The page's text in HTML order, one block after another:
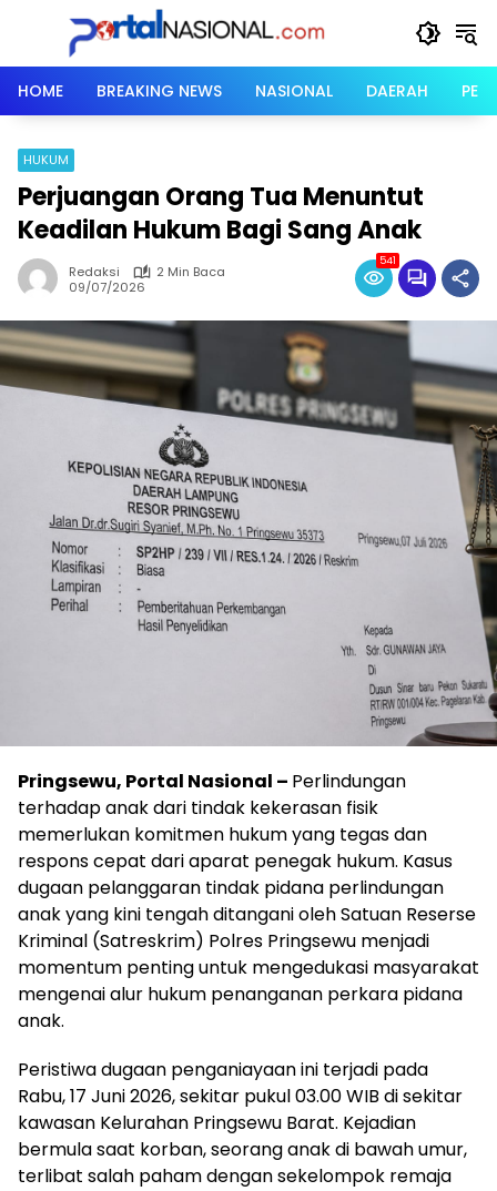
HOME
BREAKING NEWS NASIONAL DAERAH
HUKUM
Perjuangan Orang Tua Menuntut
Keadilan Hukum Bagi Sang Anak
Redaksi
2 Min Baca
09/07/2026
541
Pringsewu, Portal Nasional – Perlindungan
terhadap anak dari tindak kekerasan fisik
memerlukan komitmen hukum yang tegas dan
respons cepat dari aparat penegak hukum. Kasus
dugaan pelanggaran tindak pidana perlindungan
anak yang kini tengah ditangani oleh Satuan Reserse
Kriminal (Satreskrim) Polres Pringsewu menjadi
momentum penting untuk mengedukasi masyarakat
mengenai alur hukum penanganan perkara pidana
anak.
Peristiwa dugaan penganiayaan ini terjadi pada
Rabu, 17 Juni 2026, sekitar pukul 03.00 WIB di sekitar
kawasan Kelurahan Pringsewu Barat. Kejadian
bermula saat korban, seorang anak di bawah umur,
terlibat salah paham dengan sekelompok remaja